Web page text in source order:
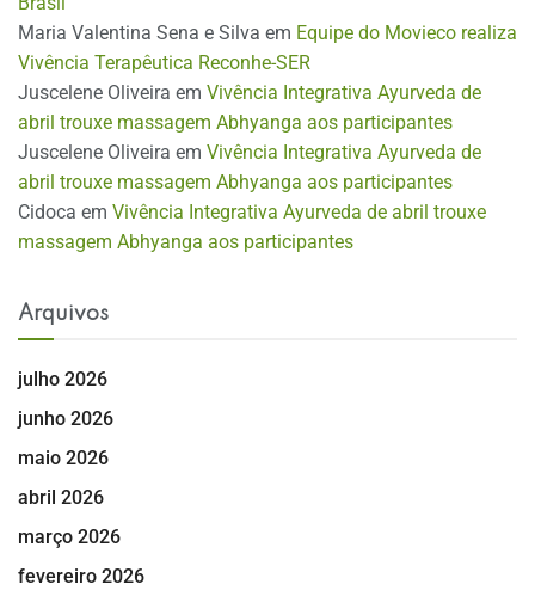
Maria Valentina Sena e Silva em Equipe do Movieco realiza
Vivência Terapêutica Reconhe-SER
Juscelene Oliveira em Vivência Integrativa Ayurveda de
abril trouxe massagem Abhyanga aos participantes
Juscelene Oliveira em Vivência Integrativa Ayurveda de
abril trouxe massagem Abhyanga aos participantes
Cidoca em Vivência Integrativa Ayurveda de abril trouxe
massagem Abhyanga aos participantes
Arquivos
julho 2026
junho 2026
maio 2026
abril 2026
março 2026
fevereiro 2026